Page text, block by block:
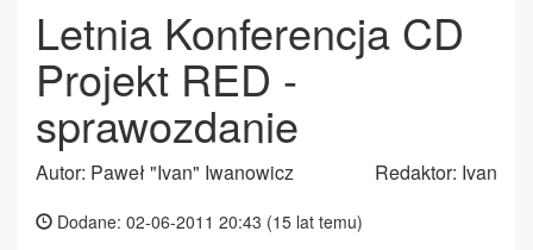
Letnia Konferencja CD
Projekt RED -
sprawozdanie
Autor: Paweł "Ivan" Iwanowicz Redaktor: Ivan
Dodane: 02-06-2011 20:43 (15 lat temu)